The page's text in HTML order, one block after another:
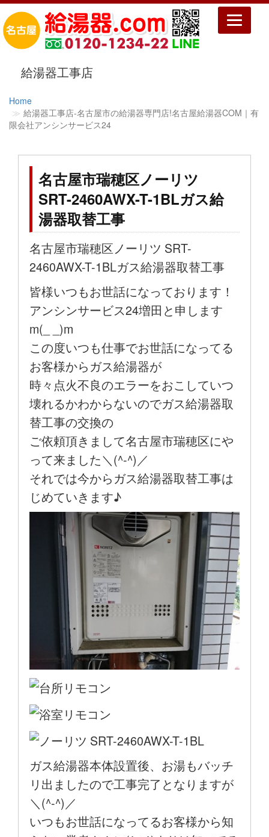
Toggle
給湯器工事店
Home
給湯器工事店‐名古屋市の給湯器専門店!名古屋給湯器COM｜有
限会社アンシンサービス24
名古屋市瑞穂区ノーリツ
SRT-2460AWX-T-1BLガス給
湯器取替工事
名古屋市瑞穂区ノーリツ SRT-
2460AWX-T-1BLガス給湯器取替工事
皆様いつもお世話になっております！
アンシンサービス24増田と申します
m(_ _)m
この度いつも仕事でお世話になってる
お客様からガス給湯器が
時々点火不良のエラーをおこしていつ
壊れるかわからないのでガス給湯器取
替工事の交換の
ご依頼頂きまして名古屋市瑞穂区にや
って来ました＼(^-^)／
それでは今からガス給湯器取替工事は
じめていきます♪
ガス給湯器本体設置後、お湯もバッチ
リ出ましたので工事完了となりますが
＼(^-^)／
いつもお世話になってるお客様から知